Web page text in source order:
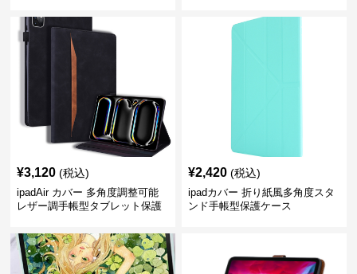
¥3,120 (税込)
ipadAir カバー 多角度調整可能
レザー調手帳型タブレット保護
¥2,420 (税込)
ipadカバー 折り紙風多角度スタ
ンド手帳型保護ケース